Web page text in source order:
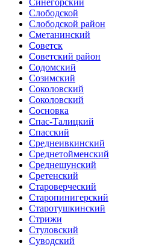
Слободской
Слободской район
Сметанинский
Советск
Советский район
Содомский
Созимский
Соколовский
Соколовский
Сосновка
Спас-Талицкий
Спасский
Среднеивкинский
Среднетойменский
Среднешунский
Сретенский
Староверческий
Старопинигерский
Старотушкинский
Стрижи
Стуловский
Суводский